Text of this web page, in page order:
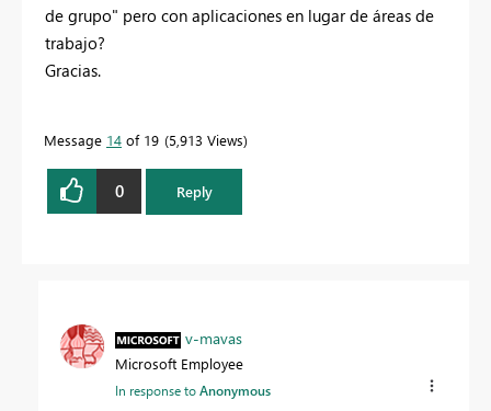
de grupo" pero con aplicaciones en lugar de áreas de
trabajo?
Gracias.
Message 14 of 19 5,913 Views
0 Reply
v-mavas
Microsoft Employee
In response toAnonymous